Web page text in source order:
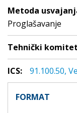
Metoda
Proglašavanje
Tehnički
ICS: 91.100.50,
FORMAT